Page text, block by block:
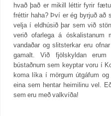
hvað það er mikill léttir fyrir
fréttir haha? Því er ég byrjuð að
velja í eldhúsið þar sem við
verið ofarlega á óskalistanum
vandaðar og slitsterkar eru
gamalt. Við fjölskyldan
bústaðnum sem keyptar voru í
koma líka í mörgum útgáfum
eina sem hentar heimilinu vel.
sem eru með valkvíða!